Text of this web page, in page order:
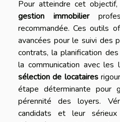
Pour atteindre cet
gestion immobilier
recommandée. Ces outils
avancées pour le suivi des
contrats, la planification
la communication avec les
sélection de locataires
étape déterminante pour
pérennité des loyers.
candidats et leur